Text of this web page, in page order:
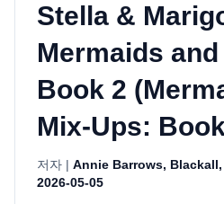
Stella &
Mermaids
Book 2
Mix-Ups:
저자 | Annie Barrows,
2026-05-05